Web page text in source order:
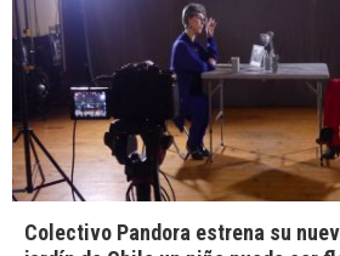
Colectivo Pandora estrena su